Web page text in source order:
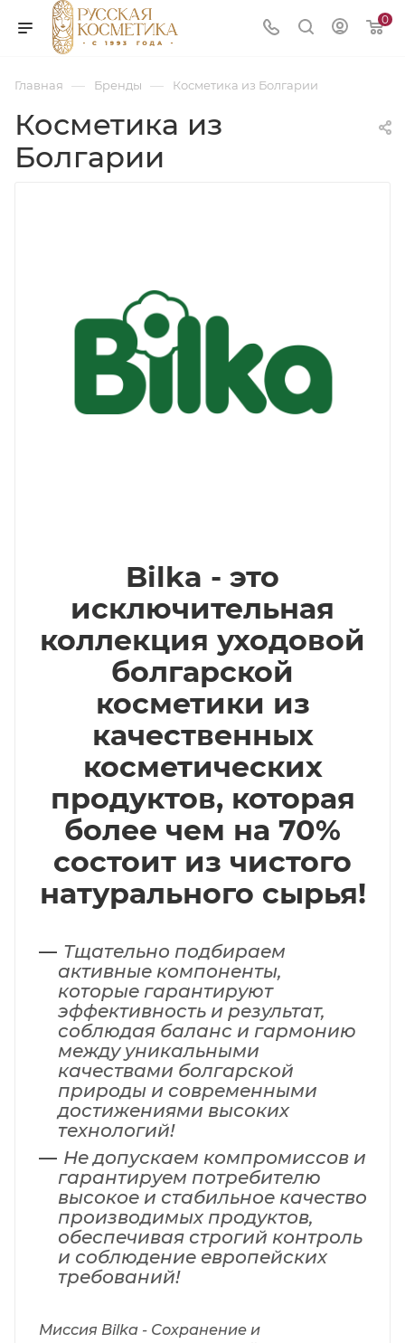
0
Главная — Бренды — Косметика из Болгарии
Косметика из
Болгарии
Bilka - это
исключительная
коллекция уходовой
болгарской
косметики из
качественных
косметических
продуктов, которая
более чем на 70%
состоит из чистого
натурального сырья!
Тщательно подбираем
активные компоненты,
которые гарантируют
эффективность и результат,
соблюдая баланс и гармонию
между уникальными
качествами болгарской
природы и современными
достижениями высоких
технологий!
Не допускаем компромиссов и
гарантируем потребителю
высокое и стабильное качество
производимых продуктов,
обеспечивая строгий контроль
и соблюдение европейских
требований!
Миссия Bilka - Сохранение и